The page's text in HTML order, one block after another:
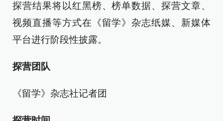
探营结果将以红黑榜、榜单数据、探营文章、
视频直播等方式在《留学》杂志纸媒、新媒体
平台进行阶段性披露。
探营团队
《留学》杂志社记者团